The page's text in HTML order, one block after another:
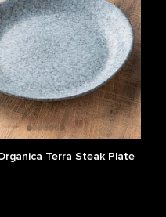
Terra Steak Plate